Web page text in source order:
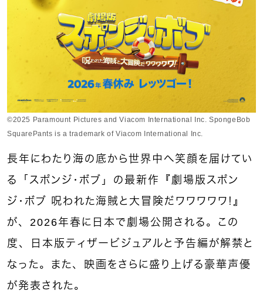
©2025 Paramount Pictures and Viacom International Inc. SpongeBob
SquarePants is a trademark of Viacom International Inc.
長年にわたり海の底から世界中へ笑顔を届けてい
る「スポンジ・ボブ」の最新作『劇場版スポン
ジ・ボブ 呪われた海賊と大冒険だワワワワワ！』
が、2026年春に日本で劇場公開される。この
度、日本版ティザービジュアルと予告編が解禁と
なった。また、映画をさらに盛り上げる豪華声優
が発表された。